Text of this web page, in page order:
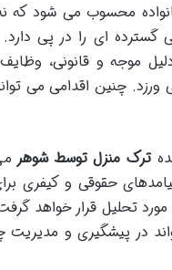
محسوب می شود که نه
گسترده ای را در پی
موجه و قانونی،
ورزد. چنین اقدامی می
ترک منزل توسط شوهر
حقوقی و کیفری
تحلیل قرار خواهد
در پیشگیری و مدیریت